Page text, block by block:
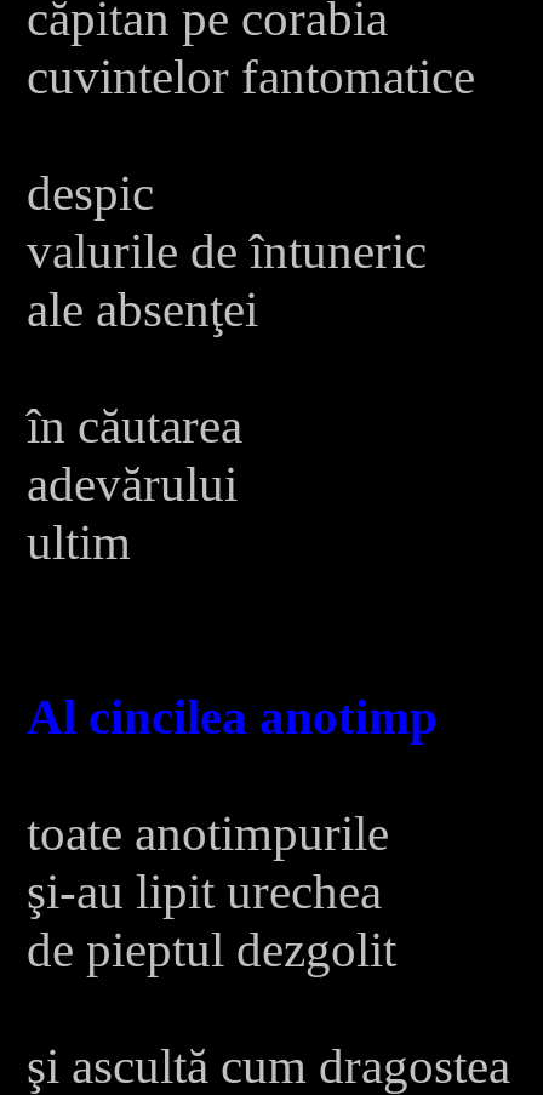
căpitan pe corabia
cuvintelor fantomatice
despic
valurile de întuneric
ale absenţei
în căutarea
adevărului
ultim
Al cincilea anotimp
toate anotimpurile
şi-au lipit urechea
de pieptul dezgolit
şi ascultă cum dragostea